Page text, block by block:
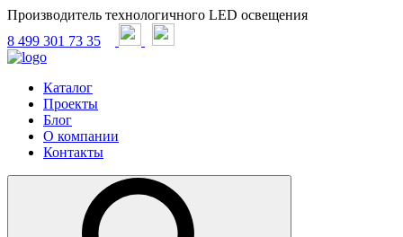
Производитель технологичного LED освещения
8 499 301 73 35
Каталог
Проекты
Блог
О компании
Контакты